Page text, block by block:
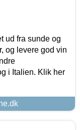
ud fra sunde og
og levere god vin
i Italien. Klik her